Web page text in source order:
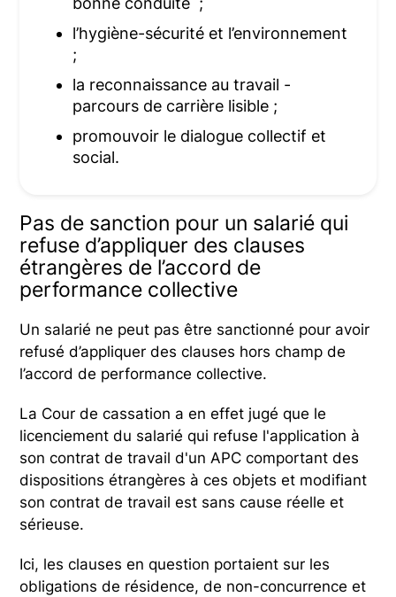
l’hygiène-sécurité et l’environnement
;
la reconnaissance au travail -
parcours de carrière lisible ;
promouvoir le dialogue collectif et
social.
Pas de sanction pour un salarié qui
refuse d’appliquer des clauses
étrangères de l’accord de
performance collective
Un salarié ne peut pas être sanctionné pour avoir
refusé d’appliquer des clauses hors champ de
l’accord de performance collective.
La Cour de cassation a en effet jugé que le
licenciement du salarié qui refuse l'application à
son contrat de travail d'un APC comportant des
dispositions étrangères à ces objets et modifiant
son contrat de travail est sans cause réelle et
sérieuse.
Ici, les clauses en question portaient sur les
obligations de résidence, de non-concurrence et